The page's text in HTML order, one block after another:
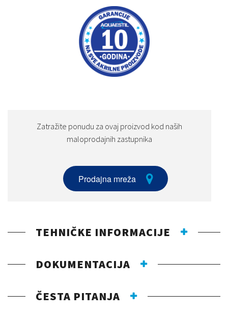
Zatražite ponudu za ovaj proizvod kod naših
maloprodajnih zastupnika
Prodajna mreža
TEHNIČKE INFORMACIJE
DOKUMENTACIJA
ČESTA PITANJA